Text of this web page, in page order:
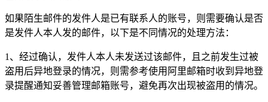
如果陌生邮件的发件人是已有联系人的账号，则需要确认是否
是发件人本人发的邮件，以下是不同情况的处理方法：
1、经过确认，发件人本人未发送过该邮件，且之前发生过被
盗用后异地登录的情况，则需参考使用阿里邮箱时收到异地登
录提醒通知妥善管理邮箱账号，避免再次出现被盗用的情况。